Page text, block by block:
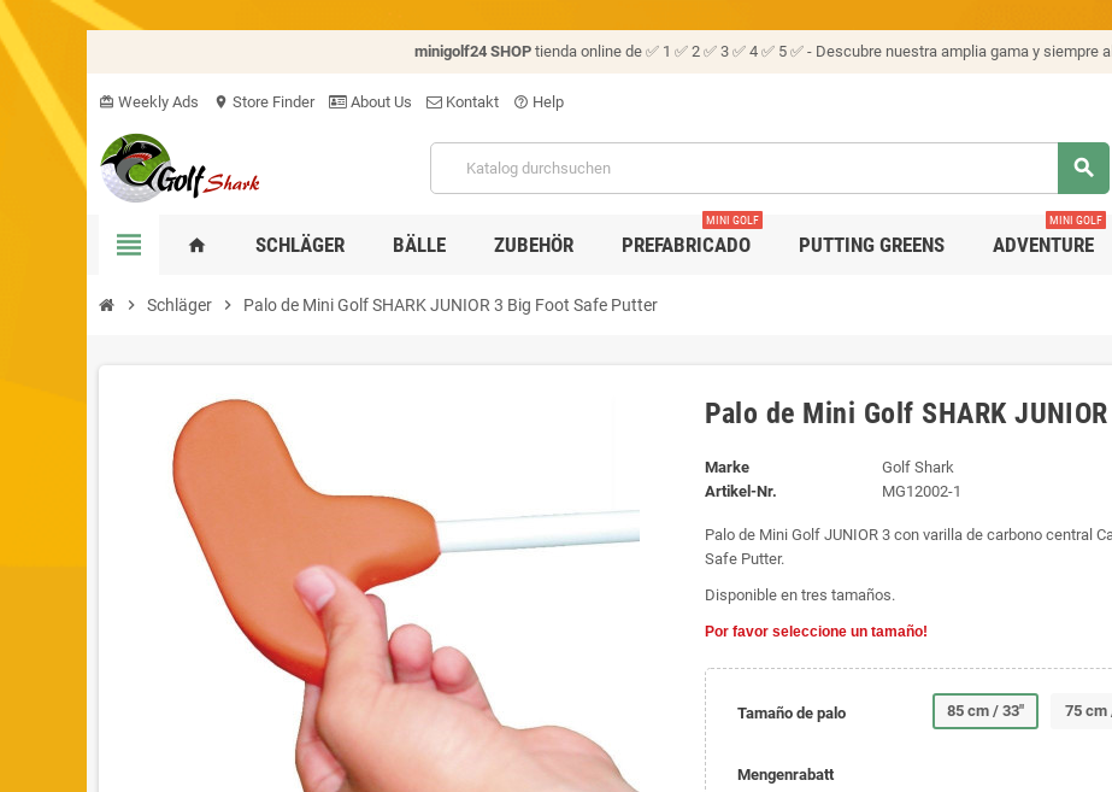
minigolf24 SHOP tienda online de ✅ 1 ✅ 2 ✅ 3 ✅ 4 ✅ 5 ✅ - Descubre nuestra amplia gama y siempre
card_giftcard Weekly Ads location_on Store Finder About Us Kontakt help_outline Help
search
view_headline home SCHLÄGER BÄLLE ZUBEHÖR PREFABRICADO
MINI GOLF
PUTTING GREENS ADVENTURE
MINI GOLF
chevron_right Schläger chevron_right Palo de Mini Golf SHARK JUNIOR 3 Big Foot Safe Putter
Palo de Mini Golf SHARK
Marke
Golf Shark
Artikel-Nr.
MG12002-1
Palo de Mini Golf JUNIOR 3 con varilla de carbono central
Safe Putter.
Disponible en tres tamaños.
Por favor seleccione un tamaño!
Tamaño de palo 85 cm / 33" 75 cm
Mengenrabatt